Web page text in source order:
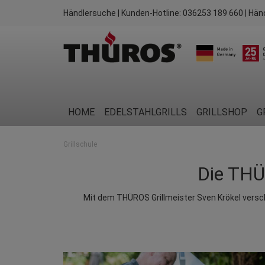
Händlersuche | Kunden-Hotline: 036253 189 660 |
HOME EDELSTAHLGRILLS GRILLSHOP
Grillschule
Die
Mit dem THÜROS Grillmeister Sven Krökel